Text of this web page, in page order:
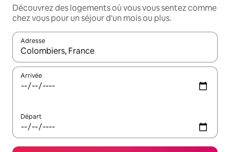
Découvrez des logements où vous vous sentez comme
chez vous pour un séjour d'un mois ou plus.
Adresse
Lorsque les résultats s'affichent, utilisez les flèches vers le
Arrivée
Départ